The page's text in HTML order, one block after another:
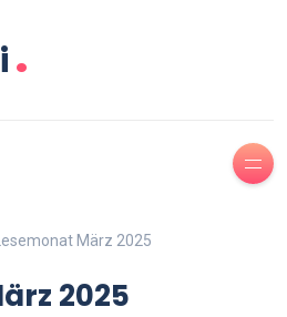
.
Lesemonat März 2025
2025